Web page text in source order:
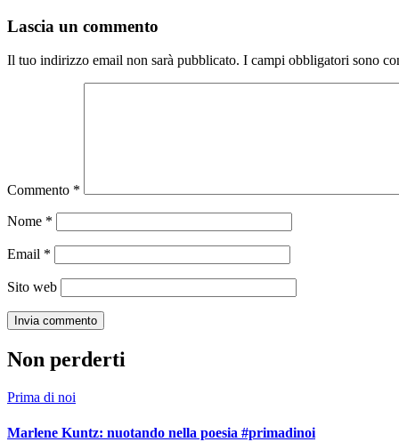
Lascia un commento
Il tuo indirizzo email non sarà pubblicato. I campi obbligatori sono
Commento *
Nome *
Email *
Sito web
Non perderti
Prima di noi
Marlene Kuntz: nuotando nella poesia #primadinoi